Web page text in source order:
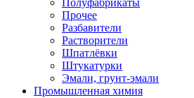
Полуфабрикаты
Прочее
Разбавители
Растворители
Шпатлёвки
Штукатурки
Эмали, грунт-эмали
Промышленная химия